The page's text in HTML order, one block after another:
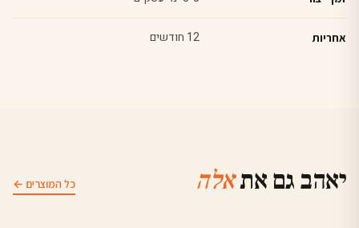
אחריות 12 חודשים
יאהב גם אתאלה כל המוצרים ←